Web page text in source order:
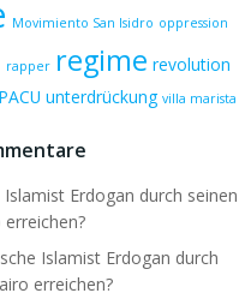
Movimiento San Isidro oppression
rapper regime revolution
unterdrückung villa marista
Erdogan durch seinen
Islamist Erdogan durch
erreichen?